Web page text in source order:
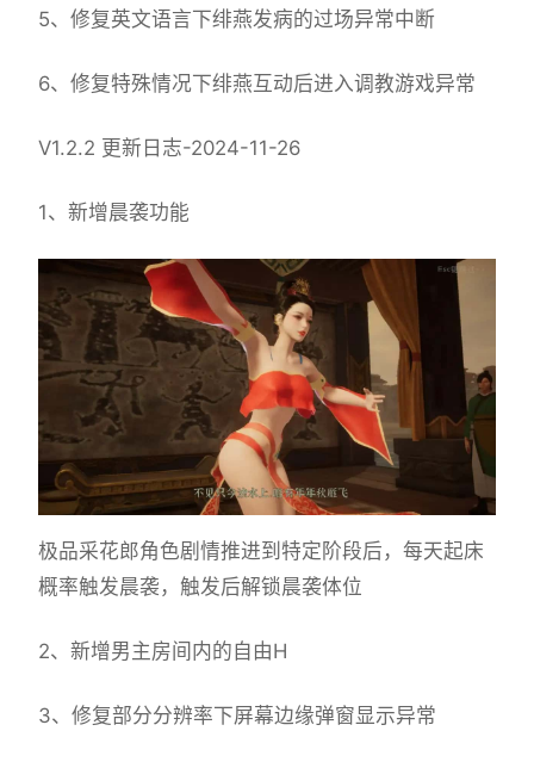
5、修复英文语言下绯燕发病的过场异常中断
6、修复特殊情况下绯燕互动后进入调教游戏异常
V1.2.2 更新日志-2024-11-26
1、新增晨袭功能
极品采花郎角色剧情推进到特定阶段后，每天起床
概率触发晨袭，触发后解锁晨袭体位
2、新增男主房间内的自由H
3、修复部分分辨率下屏幕边缘弹窗显示异常